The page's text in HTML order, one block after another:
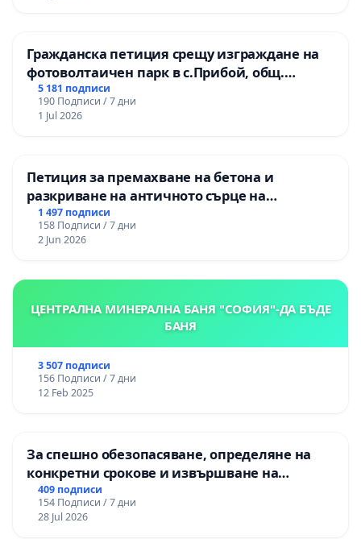
Гражданска петиция срещу изграждане на
фотоволтаичен парк в с.Прибой, общ.
Радомир
5 181 подписи
190 Подписи / 7 дни
1 Jul 2026
Петиция за премахване на бетона и
разкриване на античното сърце на
Могиланската могила във Враца
1 497 подписи
158 Подписи / 7 дни
2 Jun 2026
ЦЕНТРАЛНА МИНЕРАЛНА БАНЯ "СОФИЯ"-ДА БЪДЕ
БАНЯ
3 507 подписи
156 Подписи / 7 дни
12 Feb 2025
За спешно обезопасяване, определяне на
конкретни срокове и извършване на
цялостна рехабилитация на
републиканския път между пътен възел АМ
„Тракия“ - гр. Ихтиман - с. Мирово - к.к.
409 подписи
154 Подписи / 7 дни
28 Jul 2026